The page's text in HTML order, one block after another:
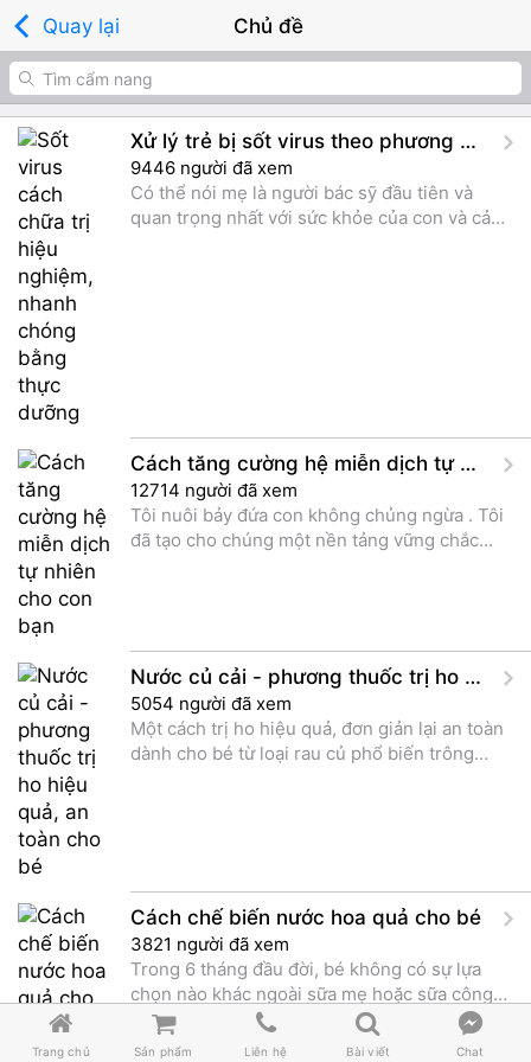
Quay lại Chủ đề
Xử lý trẻ bị sốt virus theo phương pháp thực dưỡng
9446 người đã xem
​Có thể nói mẹ là người bác sỹ đầu tiên và
quan trọng nhất với sức khỏe của con và cả
giúp nhanh chóng tăng cường hệ miễn dịch
để tăng sức đề kháng cho bé một cách tự
nhiên.
Cách tăng cường hệ miễn dịch tự nhiên cho con bạn
12714 người đã xem
Tôi nuôi bảy đứa con không chủng ngừa . Tôi
đã tạo cho chúng một nền tảng vững chắc
Nước củ cải - phương thuốc trị ho hiệu quả, an toàn cho bé
5054 người đã xem
Một cách trị ho hiệu quả, đơn giản lại an toàn
dành cho bé từ loại rau củ phổ biến trông
Cách chế biến nước hoa quả cho bé
3821 người đã xem
Trong 6 tháng đầu đời, bé không có sự lựa
chọn nào khác ngoài sữa mẹ hoặc sữa công
thức. Tuy nhiên, khi bước sang tuổi ăn dặm,
hoa quả sẽ là những thức ăn mới đầu tiên bé

Trang chủ

Sản phẩm

Liên hệ

Bài viết

Chat